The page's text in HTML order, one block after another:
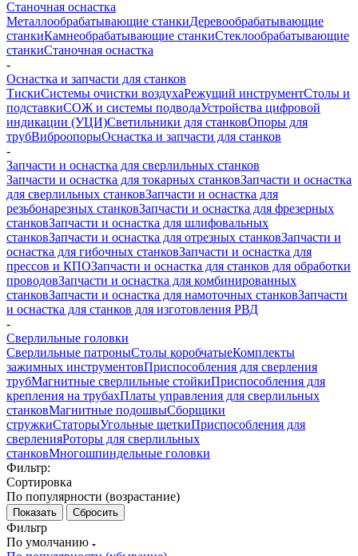
Станочная оснастка
Металлообрабатывающие станкиДеревообрабатывающие
станкиКамнеобрабатывающие станкиСтеклообрабатывающие
станкиСтаночная оснастка
-
Оснастка и запчасти для станков
ТискиСистемы очистки воздухаРежущий инструментСтолы и
подставкиСОЖ и системы подводаУстройства цифровой
индикации (УЦИ)Светильники для станковОпоры для
трубВиброопорыОснастка и запчасти для станков
-
Запчасти и оснастка для сверлильных станков
Запчасти и оснастка для токарных станковЗапчасти и оснастка
для сверлильных станковЗапчасти и оснастка для
резьбонарезных станковЗапчасти и оснастка для фрезерных
станковЗапчасти и оснастка для шлифовальных
станковЗапчасти и оснастка для отрезных станковЗапчасти и
оснастка для гибочных станковЗапчасти и оснастка для
прессов и КПОЗапчасти и оснастка для станков для обработки
проводовЗапчасти и оснастка для комбинированных
станковЗапчасти и оснастка для намоточных станковЗапчасти
и оснастка для станков для изготовления РВД
-
Сверлильные головки
Сверлильные патроныСтолы коробчатыеКомплекты
зажимных инструментовПриспособления для сверления
трубМагнитные сверлильные стойкиПриспособления для
крепления на трубахПлаты управления для сверлильных
станковМагнитные подошвыСборщики
стружкиСтаторыУгольные щеткиПриспособления для
сверленияРоторы для сверлильных
станковМногошпиндельные головки
Фильтр:
Сортировка
По популярности (возрастание)
Сбросить
Фильтр
По умолчанию